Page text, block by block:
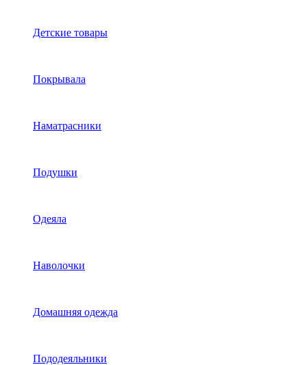
Детские товары
Покрывала
Наматрасники
Подушки
Одеяла
Наволочки
Домашняя одежда
Пододеяльники